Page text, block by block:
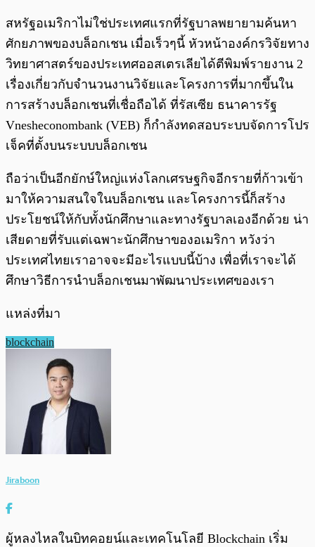
สหรัฐอเมริกาไม่ใช่ประเทศแรกที่รัฐบาลพยายามค้นหา
ศักยภาพของบล็อกเชน เมื่อเร็วๆนี้ หัวหน้าองค์กรวิจัยทาง
วิทยาศาสตร์ของประเทศออสเตรเลียได้ตีพิมพ์รายงาน 2
เรื่องเกี่ยวกับจำนวนงานวิจัยและโครงการที่มากขึ้นใน
การสร้างบล็อกเชนที่เชื่อถือได้ ที่รัสเซีย ธนาคารรัฐ
Vnesheconombank (VEB) ก็กำลังทดสอบระบบจัดการโปร
เจ็คที่ตั้งบนระบบบล็อกเชน
ถือว่าเป็นอีกยักษ์ใหญ่แห่งโลกเศรษฐกิจอีกรายที่ก้าวเข้า
มาให้ความสนใจในบล็อกเชน และโครงการนี้ก็สร้าง
ประโยชน์ให้กับทั้งนักศึกษาและทางรัฐบาลเองอีกด้วย น่า
เสียดายที่รับแต่เฉพาะนักศึกษาของอเมริกา หวังว่า
ประเทศไทยเราอาจจะมีอะไรแบบนี้บ้าง เพื่อที่เราจะได้
ศึกษาวิธีการนำบล็อกเชนมาพัฒนาประเทศของเรา
แหล่งที่มา
blockchain
Jiraboon
ผู้หลงไหลในบิทคอยน์และเทคโนโลยี Blockchain เริ่ม